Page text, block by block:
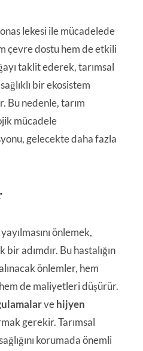
lekesi ile mücadelede
çevre dostu hem de etkili
taklit ederek, tarımsal
bir ekosistem
Bu nedenle, tarım
mücadele
gelecekte daha fazla
önlemek,
adımdır. Bu hastalığın
önlemler, hem
de maliyetleri düşürür.
vehijyen
gerekir. Tarımsal
korumada önemli